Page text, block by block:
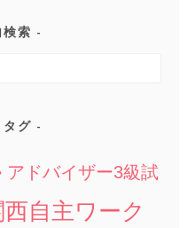
索
タグ
アドバイザー3級試
自主ワーク